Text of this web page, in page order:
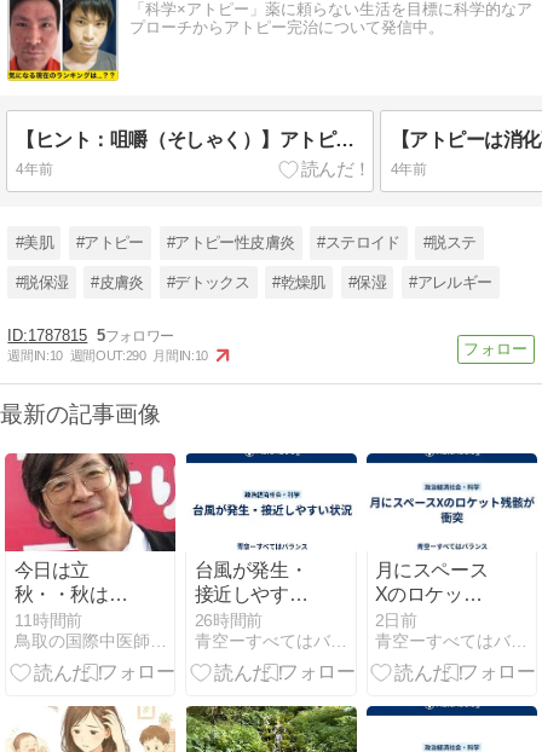
「科学×アトピー」薬に頼らない生活を目標に科学的なア
プローチからアトピー完治について発信中。
【ヒント：咀嚼（そしゃく）】アトピーになる生活習慣を公開！
4年前 4年前
#美肌 #アトピー #アトピー性皮膚炎 #ステロイド #脱ステ
#脱保湿 #皮膚炎 #デトックス #乾燥肌 #保湿 #アレルギー
1787815 5
週間IN:10 週間OUT:290 月間IN:10
最新の記事画像
今日は立
秋・・秋は肺
を潤す梨
11時間前
台風が発生・
接近しやすい
状況
26時間前
青空ーすべてはバランス
月にスペース
Xのロケット
残骸が衝突
2日前
青空ーすべてはバランス